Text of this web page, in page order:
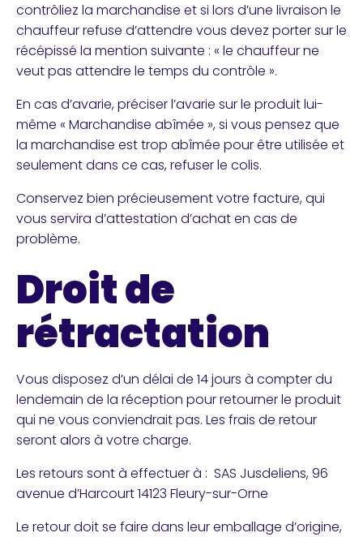
contrôliez la marchandise et si lors d’une livraison le
chauffeur refuse d’attendre vous devez porter sur le
récépissé la mention suivante : « le chauffeur ne
veut pas attendre le temps du contrôle ».
En cas d’avarie, préciser l’avarie sur le produit lui-
même « Marchandise abîmée », si vous pensez que
la marchandise est trop abîmée pour être utilisée et
seulement dans ce cas, refuser le colis.
Conservez bien précieusement votre facture, qui
vous servira d’attestation d’achat en cas de
problème.
Droit de
rétractation
Vous disposez d’un délai de 14 jours à compter du
lendemain de la réception pour retourner le produit
qui ne vous conviendrait pas. Les frais de retour
seront alors à votre charge.
Les retours sont à effectuer à : SAS Jusdeliens, 96
avenue d’Harcourt 14123 Fleury-sur-Orne
Le retour doit se faire dans leur emballage d’origine,